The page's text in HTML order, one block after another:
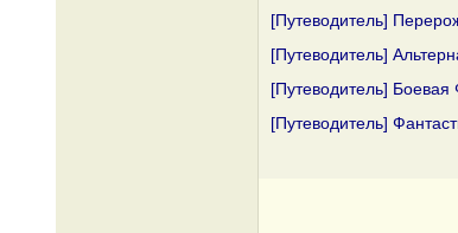
[Путеводитель]
[Путеводитель]
[Путеводитель]
[Путеводитель]